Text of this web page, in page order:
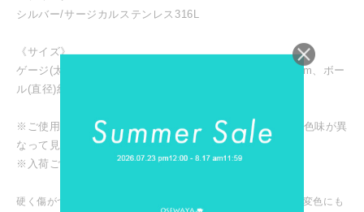
シルバー/サージカルステンレス316L
《サイズ》
ゲージ(太さ)18G、シャフト(長さ)約6mm、モチーフ約4mm、ボー
ル(直径)約4mm
※ご使用のモニターまたは画面設定により、実際の商品と色味が異
なって見える場合がございます。
※入荷ごとに色味や仕様が変わる場合がございます。
硬く傷がつきにくいステンレス製のアクセサリーです。サビや変色にも